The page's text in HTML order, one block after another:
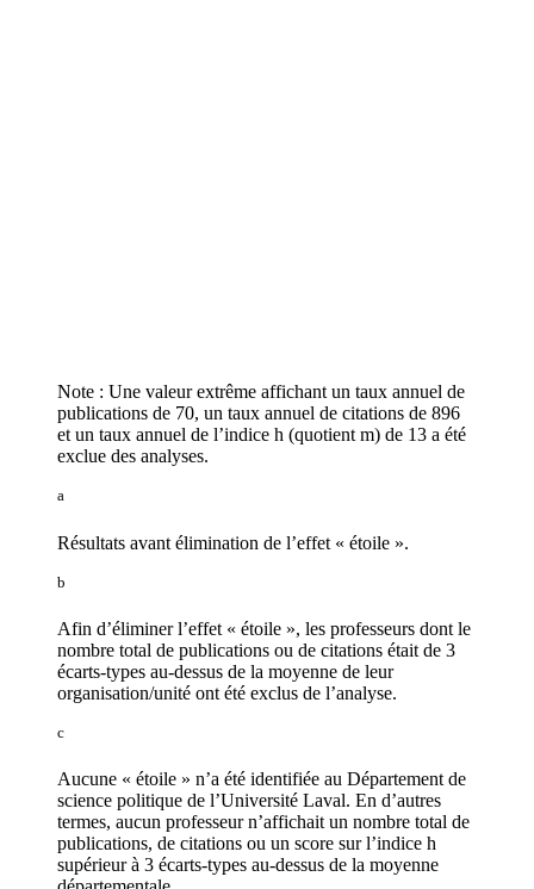
Note : Une valeur extrême affichant un taux annuel de
publications de 70, un taux annuel de citations de 896
et un taux annuel de l’indice h (quotient m) de 13 a été
exclue des analyses.
a
Résultats avant élimination de l’effet « étoile ».
b
Afin d’éliminer l’effet « étoile », les professeurs dont le
nombre total de publications ou de citations était de 3
écarts-types au-dessus de la moyenne de leur
organisation/unité ont été exclus de l’analyse.
c
Aucune « étoile » n’a été identifiée au Département de
science politique de l’Université Laval. En d’autres
termes, aucun professeur n’affichait un nombre total de
publications, de citations ou un score sur l’indice h
supérieur à 3 écarts-types au-dessus de la moyenne